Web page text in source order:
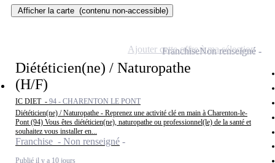
Afficher la carte (contenu non-accessible)
Diététicien(ne) / Naturopathe
(H/F)
IC DIET - 94 - CHARENTON LE PONT
Diététicien(ne) / Naturopathe - Reprenez une activité clé en main à Charenton-le-
Pont (94) Vous êtes diététicien(ne), naturopathe ou professionnel(le) de la santé et
souhaitez vous installer en...
Franchise - Non renseigné
Publié il y a 10 jours
FranchiseNon renseigné
Ajouter cette offre à ma sélection